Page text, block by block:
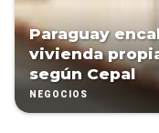
Paraguay
vivienda
según Cepal
NEGOCIOS